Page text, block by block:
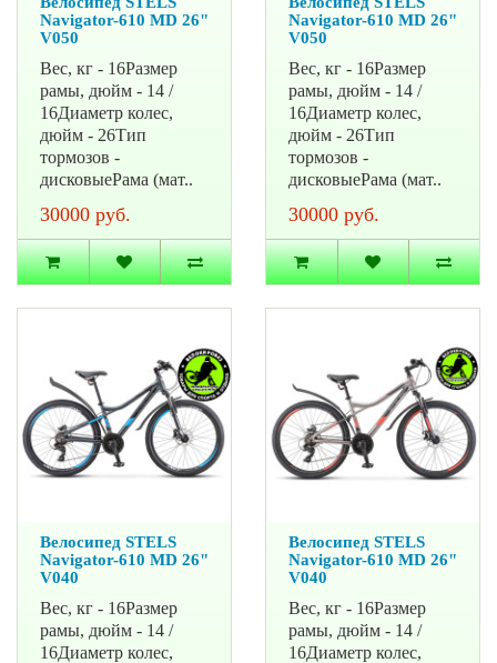
Navigator-610 MD 26"
V050
Вес, кг - 16Размер
рамы, дюйм - 14 /
16Диаметр колес,
дюйм - 26Тип
тормозов -
дисковыеРама (мат..
30000 руб.
Navigator-610 MD 26"
V050
Вес, кг - 16Размер
рамы, дюйм - 14 /
16Диаметр колес,
дюйм - 26Тип
тормозов -
дисковыеРама (мат..
30000 руб.
Велосипед STELS
Navigator-610 MD 26"
V040
Вес, кг - 16Размер
рамы, дюйм - 14 /
16Диаметр колес,
Велосипед STELS
Navigator-610 MD 26"
V040
Вес, кг - 16Размер
рамы, дюйм - 14 /
16Диаметр колес,